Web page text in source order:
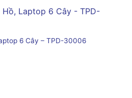
6 Cây – TPD-30006